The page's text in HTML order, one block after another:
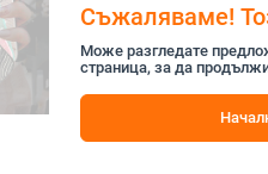
Съжаляваме!
Може разгледате
страница, за да